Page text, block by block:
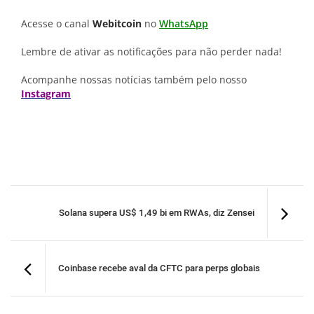
Acesse o canal Webitcoin no WhatsApp
Lembre de ativar as notificações para não perder nada!
Acompanhe nossas notícias também pelo nosso
Instagram
Solana supera US$ 1,49 bi em RWAs, diz Zensei
Coinbase recebe aval da CFTC para perps globais